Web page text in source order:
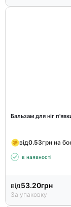
Бальзам для ніг
від0.53грн на
в наявності
від53.20грн
За упаковку